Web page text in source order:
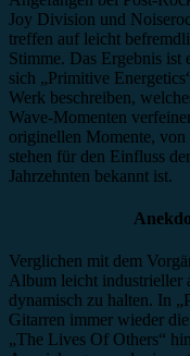
Joy Division und
treffen auf leicht
Stimme. Das Ergebnis
sich „Primitive
Werk beschreiben,
Wave-Momenten
originellen Momente, von
stehen für den Einfluss
Jahrzehnten bekannt ist.
Verglichen mit dem
Album leicht industrieller
dynamisch zu halten. In
Gitarren immer wieder
„The Lives Of Others“